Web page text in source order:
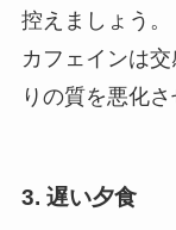
控えましょう。
カフェインは
りの質を悪化さ
3. 遅い夕食